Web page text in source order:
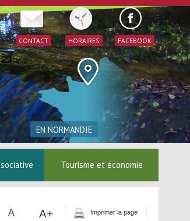
CONTACT HORAIRES FACEBOOK
EN NORMANDIE
Tourisme et économie
A+
A Imprimer la page